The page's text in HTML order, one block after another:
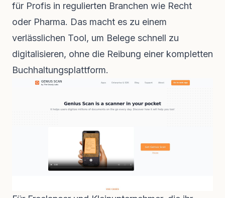
für Profis in regulierten Branchen wie Recht
oder Pharma. Das macht es zu einem
verlässlichen Tool, um Belege schnell zu
digitalisieren, ohne die Reibung einer kompletten
Buchhaltungsplattform.